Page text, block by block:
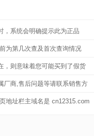
，系统会明确提示此为正品
为第几次查及首次查询情况
，则意味着您可能买到了假货
厂商,售后问题等请联系销售方
地址栏主域名是 cn12315.com